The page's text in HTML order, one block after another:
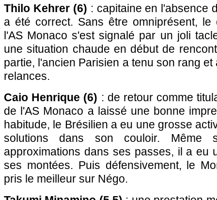
Thilo Kehrer (6) : capitaine en l'absence
a été correct. Sans être omniprésent, le
l'AS Monaco s'est signalé par un joli
une situation chaude en début de
partie, l'ancien Parisien a tenu son rang
relances.
Caio Henrique (6) : de retour comme
de l'AS Monaco a laissé une bonne
habitude, le Brésilien a eu une grosse
solutions dans son couloir. Même
approximations dans ses passes, il a eu
ses montées. Puis défensivement, le
pris le meilleur sur Négo.